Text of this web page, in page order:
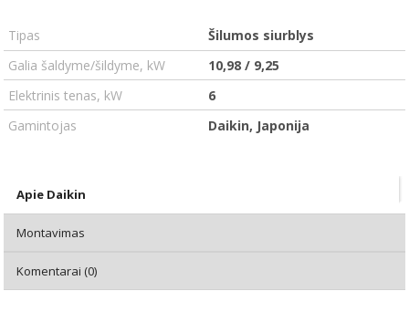
Tipas
Šilumos siurblys
Galia šaldyme/šildyme, kW
10,98 / 9,25
Elektrinis tenas, kW
6
Gamintojas
Daikin, Japonija
Apie Daikin
Montavimas
Komentarai (0)